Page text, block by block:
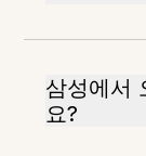
삼성에서
요?